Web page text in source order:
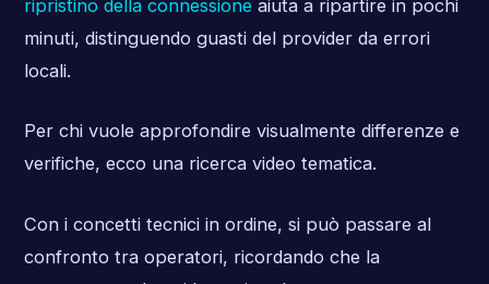
ripristino della connessione aiuta a ripartire in pochi
minuti, distinguendo guasti del provider da errori
locali.
Per chi vuole approfondire visualmente differenze e
verifiche, ecco una ricerca video tematica.
Con i concetti tecnici in ordine, si può passare al
confronto tra operatori, ricordando che la